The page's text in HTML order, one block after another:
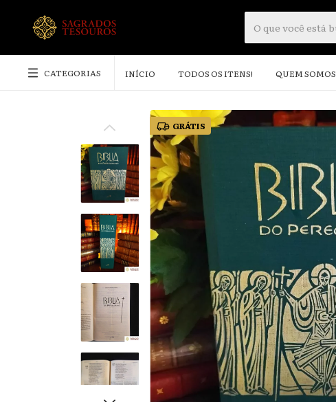
CATEGORIAS INÍCIO TODOS OS ITENS! QUEM SOMOS
GRÁTIS